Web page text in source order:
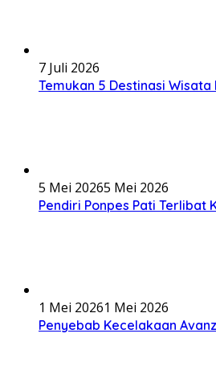
7 Juli 2026
Temukan 5 Destinasi
5 Mei 20265 Mei 2026
Pendiri Ponpes Pati Terlibat
1 Mei 20261 Mei 2026
Penyebab Kecelakaan